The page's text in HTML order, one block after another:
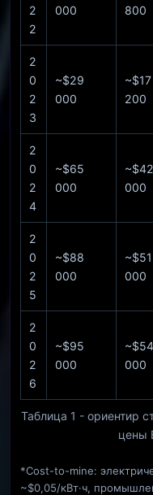
Таблица 1 - ориентир
цены
2
2
000
800
2
0
2
3
~$29
000
~$17
200
2
0
2
4
~$65
000
~$42
000
2
0
2
5
~$88
000
~$51
000
2
0
2
6
~$95
000
~$54
000
*Cost-to-mine:
~$0,05/кВт·ч,